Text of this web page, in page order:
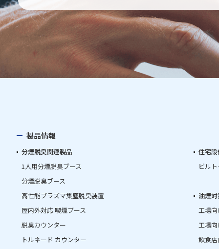
製品情報
分煙脱臭関連製品
1人用分煙脱臭ブース
分煙脱臭ブース
高性能プラズマ集塵脱臭装置
屋内外対応 喫煙ブース
脱臭カウンター
トルネード カウンター
住宅
ビル
油煙
工場
工場
飲食